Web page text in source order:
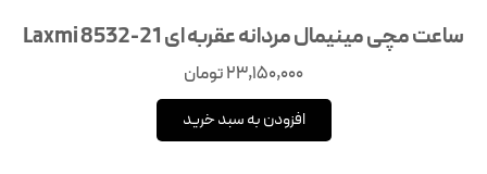
ساعت مچی مینیمال مردانه عقربه‌ ای Laxmi 8532-21
23,150,000تومان
افزودن به سبد خرید